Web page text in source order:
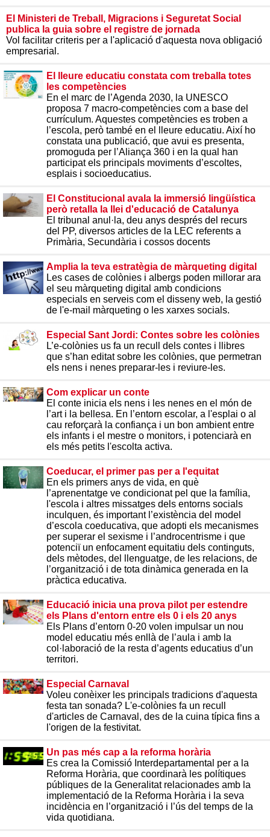
El Ministeri de Treball, Migracions i Seguretat Social
publica la guia sobre el registre de jornada
Vol facilitar criteris per a l'aplicació d'aquesta nova obligació
empresarial.
El lleure educatiu constata com treballa totes
les competències
En el marc de l’Agenda 2030, la UNESCO
proposa 7 macro-competències com a base del
currículum. Aquestes competències es troben a
l’escola, però també en el lleure educatiu. Així ho
constata una publicació, que avui es presenta,
promoguda per l’Aliança 360 i en la qual han
participat els principals moviments d’escoltes,
esplais i socioeducatius.
El Constitucional avala la immersió lingüística
però retalla la llei d'educació de Catalunya
El tribunal anul·la, deu anys després del recurs
del PP, diversos articles de la LEC referents a
Primària, Secundària i cossos docents
Amplia la teva estratègia de màrqueting digital
Les cases de colònies i albergs poden millorar ara
el seu màrqueting digital amb condicions
especials en serveis com el disseny web, la gestió
de l'e-mail màrqueting o les xarxes socials.
Especial Sant Jordi: Contes sobre les colònies
L’e-colònies us fa un recull dels contes i llibres
que s’han editat sobre les colònies, que permetran
els nens i nenes preparar-les i reviure-les.
Com explicar un conte
El conte inicia els nens i les nenes en el món de
l’art i la bellesa. En l’entorn escolar, a l'esplai o al
cau reforçarà la confiança i un bon ambient entre
els infants i el mestre o monitors, i potenciarà en
els més petits l'escolta activa.
Coeducar, el primer pas per a l'equitat
En els primers anys de vida, en què
l’aprenentatge ve condicionat pel que la família,
l'escola i altres missatges dels entorns socials
inculquen, és important l’existència del model
d’escola coeducativa, que adopti els mecanismes
per superar el sexisme i l’androcentrisme i que
potenciï un enfocament equitatiu dels continguts,
dels mètodes, del llenguatge, de les relacions, de
l’organització i de tota dinàmica generada en la
pràctica educativa.
Educació inicia una prova pilot per estendre
els Plans d'entorn entre els 0 i els 20 anys
Els Plans d’entorn 0-20 volen impulsar un nou
model educatiu més enllà de l’aula i amb la
col·laboració de la resta d’agents educatius d’un
territori.
Especial Carnaval
Voleu conèixer les principals tradicions d'aquesta
festa tan sonada? L'e-colònies fa un recull
d'articles de Carnaval, des de la cuina típica fins a
l'origen de la festivitat.
Un pas més cap a la reforma horària
Es crea la Comissió Interdepartamental per a la
Reforma Horària, que coordinarà les polítiques
públiques de la Generalitat relacionades amb la
implementació de la Reforma Horària i la seva
incidència en l’organització i l’ús del temps de la
vida quotidiana.